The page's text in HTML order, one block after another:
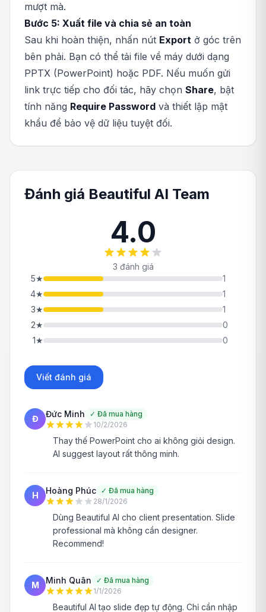
mượt mà.
Bước 5: Xuất file và chia sẻ an toàn
Sau khi hoàn thiện, nhấn nút Export ở góc trên
bên phải. Bạn có thể tải file về máy dưới dạng
PPTX (PowerPoint) hoặc PDF. Nếu muốn gửi
link trực tiếp cho đối tác, hãy chọn Share, bật
tính năng Require Password và thiết lập mật
khẩu để bảo vệ dữ liệu tuyệt đối.
Đánh giá Beautiful AI Team
4.0
3 đánh giá
5★
1
4★
1
3★
1
2★
0
1★ 0
Viết đánh giá
Đ Đức Minh ✓ Đã mua hàng
10/2/2026
Thay thế PowerPoint cho ai không giỏi design.
AI suggest layout rất thông minh.
H Hoàng Phúc ✓ Đã mua hàng
28/1/2026
Dùng Beautiful AI cho client presentation. Slide
professional mà không cần designer.
Recommend!
M Minh Quân ✓ Đã mua hàng
1/1/2026
Beautiful AI tạo slide đẹp tự động. Chỉ cần nhập